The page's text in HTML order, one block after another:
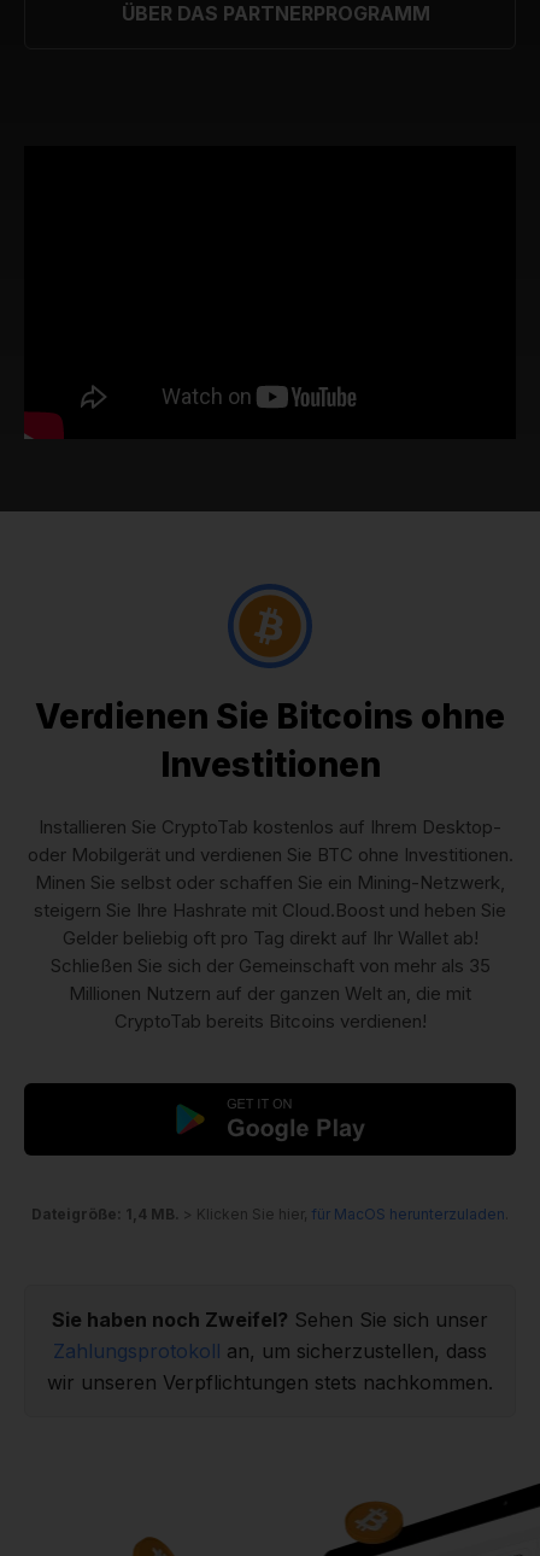
ÜBER DAS PARTNERPROGRAMM
Verdienen Sie Bitcoins ohne
Investitionen
Installieren Sie CryptoTab kostenlos auf Ihrem Desktop-
oder Mobilgerät und verdienen Sie BTC ohne Investitionen.
Minen Sie selbst oder schaffen Sie ein Mining-Netzwerk,
steigern Sie Ihre Hashrate mit Cloud.Boost und heben Sie
Gelder beliebig oft pro Tag direkt auf Ihr Wallet ab!
Schließen Sie sich der Gemeinschaft von mehr als 35
Millionen Nutzern auf der ganzen Welt an, die mit
CryptoTab bereits Bitcoins verdienen!
Dateigröße: 1,4 MB. > Klicken Sie hier, für MacOS herunterzuladen
Sie haben noch Zweifel? Sehen Sie sich unser
Zahlungsprotokoll an, um sicherzustellen, dass
wir unseren Verpflichtungen stets nachkommen.